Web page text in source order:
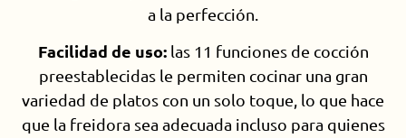
a la perfección.
Facilidad de uso:las 11 funciones de cocción
preestablecidas le permiten cocinar una gran
variedad de platos con un solo toque, lo que hace
que la freidora sea adecuada incluso para quienes